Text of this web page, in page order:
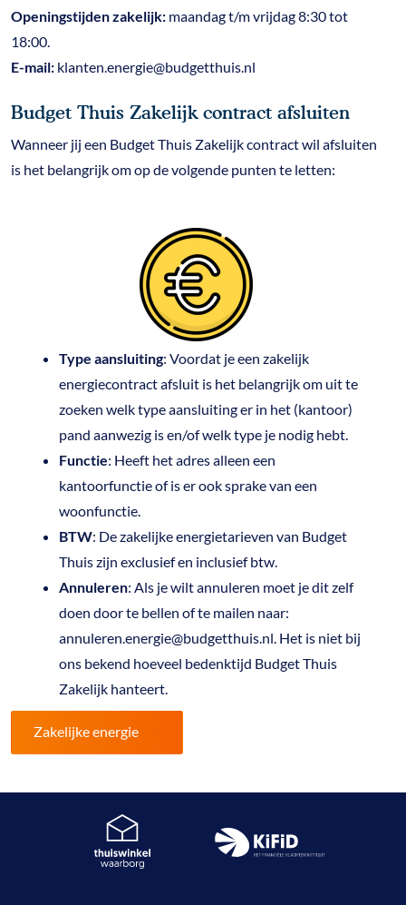
Openingstijden zakelijk: maandag t/m vrijdag 8:30 tot
18:00.
E-mail: klanten.energie@budgetthuis.nl
Budget Thuis Zakelijk contract afsluiten
Wanneer jij een Budget Thuis Zakelijk contract wil afsluiten
is het belangrijk om op de volgende punten te letten:
Type aansluiting: Voordat je een zakelijk
energiecontract afsluit is het belangrijk om uit te
zoeken welk type aansluiting er in het (kantoor)
pand aanwezig is en/of welk type je nodig hebt.
Functie: Heeft het adres alleen een
kantoorfunctie of is er ook sprake van een
woonfunctie.
BTW: De zakelijke energietarieven van Budget
Thuis zijn exclusief en inclusief btw.
Annuleren: Als je wilt annuleren moet je dit zelf
doen door te bellen of te mailen naar:
annuleren.energie@budgetthuis.nl. Het is niet bij
ons bekend hoeveel bedenktijd Budget Thuis
Zakelijk hanteert.
Zakelijke energie